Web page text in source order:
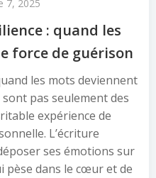
7, 2025
: quand les
force de guérison
les mots deviennent
pas seulement des
expérience de
L’écriture
ses émotions sur
pèse dans le cœur et de